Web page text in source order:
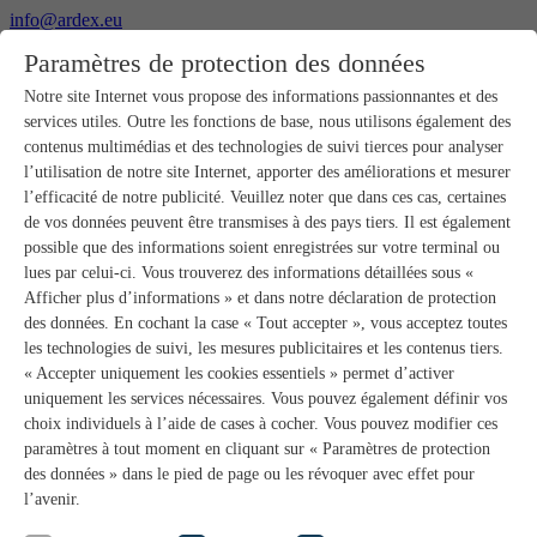
info@ardex.eu
Français
Produits
Aperçu des produits
Gros-œuvre
Pose de chape
Primaires et préparation de supports
Enduits de ragréage pour sols
Étanchéités
Mortiers-colles carrelage
Mortiers de jointoiement
Étanchéités pour joints
Colles d’assemblage
Pose de pierres naturelles
Colles pour revêtements de sols et parquets
Enduits de ragréage muraux
Accessoires
PANDOMO®
Paramètres de protection des données
Notre site Internet vous propose des informations passionnantes et des
services utiles. Outre les fonctions de base, nous utilisons également des
contenus multimédias et des technologies de suivi tierces pour analyser
l’utilisation de notre site Internet, apporter des améliorations et mesurer
l’efficacité de notre publicité. Veuillez noter que dans ces cas, certaines
de vos données peuvent être transmises à des pays tiers. Il est également
possible que des informations soient enregistrées sur votre terminal ou
lues par celui-ci. Vous trouverez des informations détaillées sous «
Afficher plus d’informations » et dans notre déclaration de protection
des données. En cochant la case « Tout accepter », vous acceptez toutes
les technologies de suivi, les mesures publicitaires et les contenus tiers.
« Accepter uniquement les cookies essentiels » permet d’activer
uniquement les services nécessaires. Vous pouvez également définir vos
choix individuels à l’aide de cases à cocher. Vous pouvez modifier ces
paramètres à tout moment en cliquant sur « Paramètres de protection
des données » dans le pied de page ou les révoquer avec effet pour
l’avenir.